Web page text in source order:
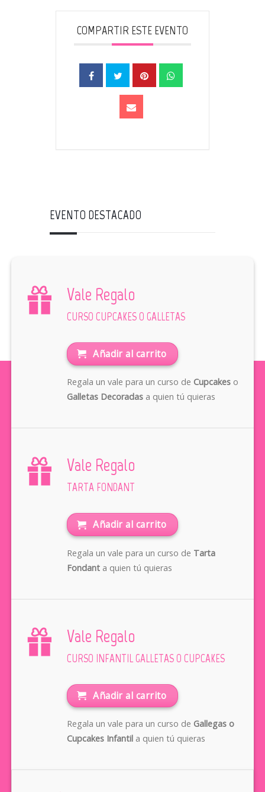
COMPARTIR ESTE EVENTO
EVENTO DESTACADO
Vale Regalo
CURSO CUPCAKES O GALLETAS
Añadir al carrito
Regala un vale para un curso de Cupcakeso
Galletas Decoradasa quien tú quieras
Vale Regalo
TARTA FONDANT
Añadir al carrito
Regala un vale para un curso de Tarta
Fondanta quien tú quieras
Vale Regalo
CURSO INFANTIL GALLETAS O CUPCAKES
Añadir al carrito
Regala un vale para un curso de Gallegas o
Cupcakes Infantila quien tú quieras